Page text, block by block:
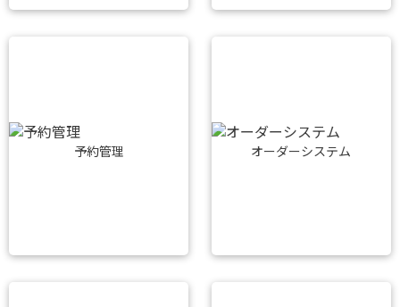
予約管理 オーダーシステム